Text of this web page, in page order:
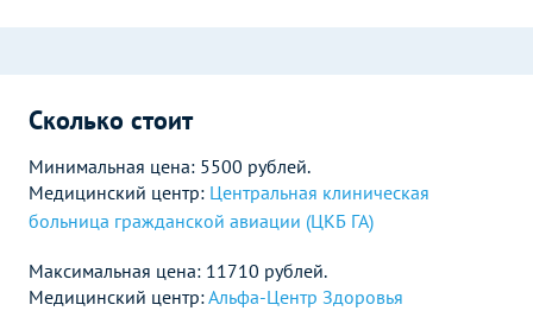
Сколько стоит
Минимальная цена: 5500 рублей.
Медицинский центр: Центральная клиническая
больница гражданской авиации (ЦКБ ГА)
Максимальная цена: 11710 рублей.
Медицинский центр:Альфа-Центр Здоровья